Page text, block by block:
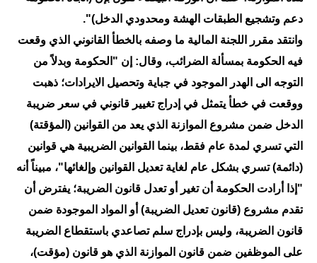
المرحلة المتوسطة
المرحلة الاعدادية
كتب مدرسية
المرحلة الابتدائية
المرحلة المتوسطة
المرحلة الاعدادية
ملازم دراسية
المرحلة الابتدائية
دعم وتشجيع الطبقات الهشة ومحدودي الدخل)".
وانتقد مقرر اللجنة المالية ما وصفه بالخطأ القانوني الذي وقعت
فيه الحكومة بمسألة الضرائب، وقال: إن "الحكومة وبدلاً من
التوجه الى الهدر الموجود في جباية وتحصيل الايرادات؛ ذهبت
ووقعت في خطأ يتمثل في إدراج تغيير قانوني في سعر ضريبة
الدخل ضمن مشروع الموازنة الذي يعد من القوانين (المؤقتة)
التي تسري لمدة عام فقط، بينما القوانين الضريبية هي قوانين
(دائمة) تسري بشكل عام لغاية تعديل القوانين وإلغائها"، مبيناً أنه
"إذا أرادت الحكومة أن تغير أو تعدل قانون الضريبة؛ يفترض أن
تقدم مشروع (قانون تعديل الضريبة) أو المواد الموجودة ضمن
قانون الضريبة، وليس بإدراج سلم تصاعدي باستقطاع الضريبة
على الموظفين ضمن قانون الموازنة الذي هو قانون (مؤقت)،